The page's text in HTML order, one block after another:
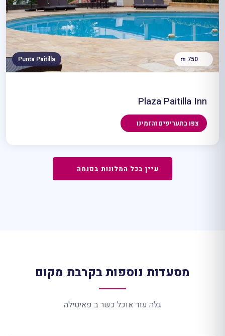
Punta Paitilla
Plaza Paitilla Inn
צפו בתעריפים והזמינו
עיין בכל המלונות בפנמה
מסעדות נוספות בקרבת מקום
גלה עוד אוכל כשר ב פאיטילה